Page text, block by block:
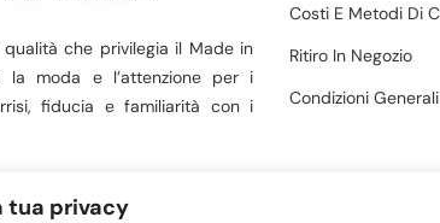
tua privacy
che privilegia il Made in
moda e l’attenzione per i
fiducia e familiarità con i
Costi E Metodi Di
Ritiro In Negozio
Condizioni